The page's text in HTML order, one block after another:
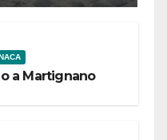
a Martignano